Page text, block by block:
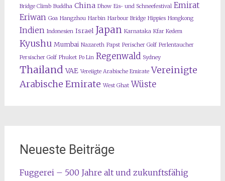
Bridge Climb Buddha China Dhow Eis- und Schneefestival Emirat
Eriwan Goa Hangzhou Harbin Harbour Bridge Hippies Hongkong
Indien Indonesien Israel Japan Karnataka Kfar Kedem
Kyushu Mumbai Nazareth Papst Perischer Golf Perlentaucher
Persischer Golf Phuket Po Lin Regenwald Sydney
Thailand VAE Vereiigte Arabische Emirate Vereinigte
Arabische Emirate West Ghat Wüste
Neueste Beiträge
Fuggerei – 500 Jahre alt und zukunftsfähig